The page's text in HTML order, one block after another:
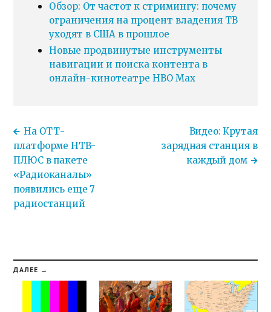
Обзор: От частот к стримингу: почему
ограничения на процент владения ТВ
уходят в США в прошлое
Новые продвинутые инструменты
навигации и поиска контента в
онлайн-кинотеатре HBO Max
На ОТТ-
платформе НТВ-
ПЛЮС в пакете
«Радиоканалы»
появились еще 7
радиостанций
Видео: Крутая
зарядная станция в
каждый дом
ДАЛЕЕ →